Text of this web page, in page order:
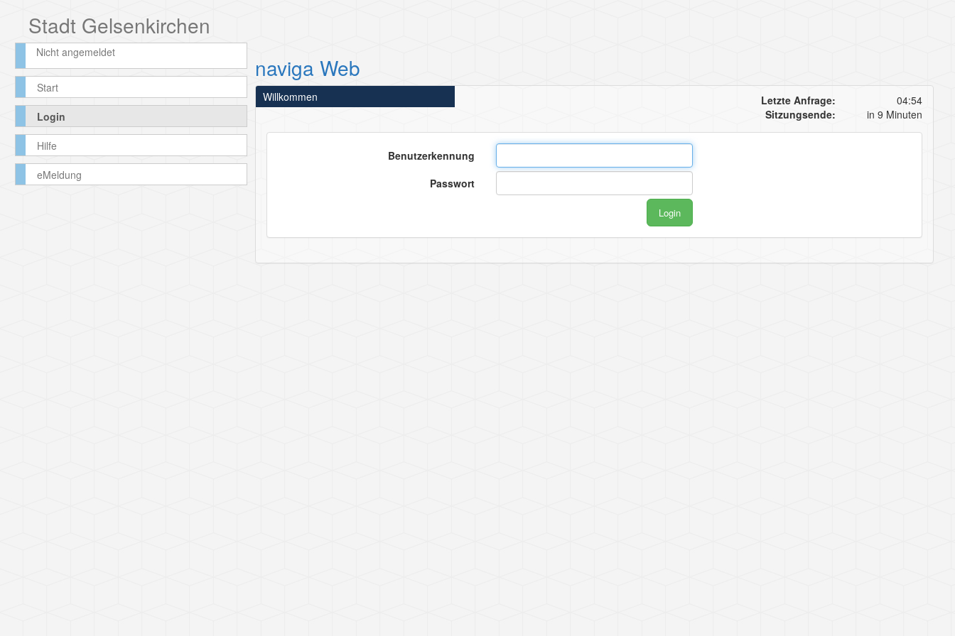
Stadt Gelsenkirchen
Nicht angemeldet
Start
Login
Hilfe
eMeldung
naviga Web
Willkommen Letzte Anfrage:
04:54
Sitzungsende:
in 9 Minuten
Benutzerkennung
Passwort